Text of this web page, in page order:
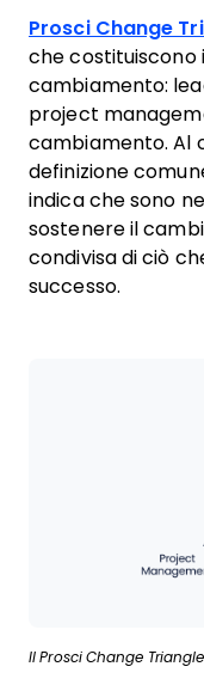
Prosci Change
che costituiscono
cambiamento:
project
cambiamento. Al
definizione
indica che sono
sostenere il
condivisa di ciò
successo.
Il Prosci Change Triangle